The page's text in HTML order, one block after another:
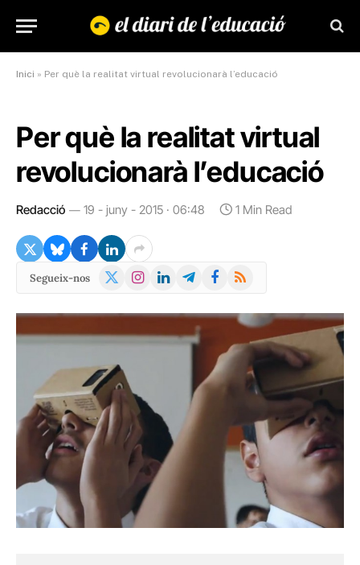
Inici » Per què la realitat virtual revolucionarà l’educació
Per què la realitat virtual
revolucionarà l’educació
Redacció 19 - juny - 2015 · 06:48 1 Min Read
Segueix-nos
X
Instagram
LinkedInTelegramFacebook
RSS